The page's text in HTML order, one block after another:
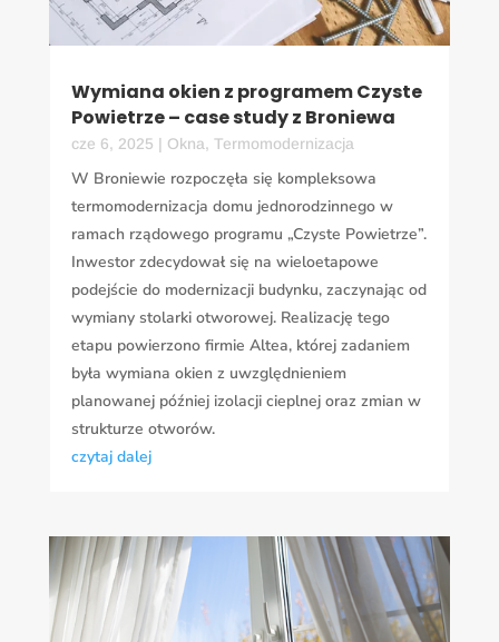
Wymiana okien z programem Czyste
Powietrze – case study z Broniewa
cze 6, 2025 | Okna, Termomodernizacja
W Broniewie rozpoczęła się kompleksowa
termomodernizacja domu jednorodzinnego w
ramach rządowego programu „Czyste Powietrze”.
Inwestor zdecydował się na wieloetapowe
podejście do modernizacji budynku, zaczynając od
wymiany stolarki otworowej. Realizację tego
etapu powierzono firmie Altea, której zadaniem
była wymiana okien z uwzględnieniem
planowanej później izolacji cieplnej oraz zmian w
strukturze otworów.
czytaj dalej